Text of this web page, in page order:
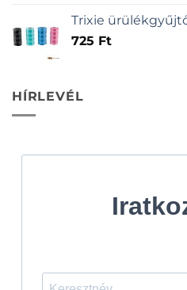
Trixie
725 Ft
HÍRLEVÉL